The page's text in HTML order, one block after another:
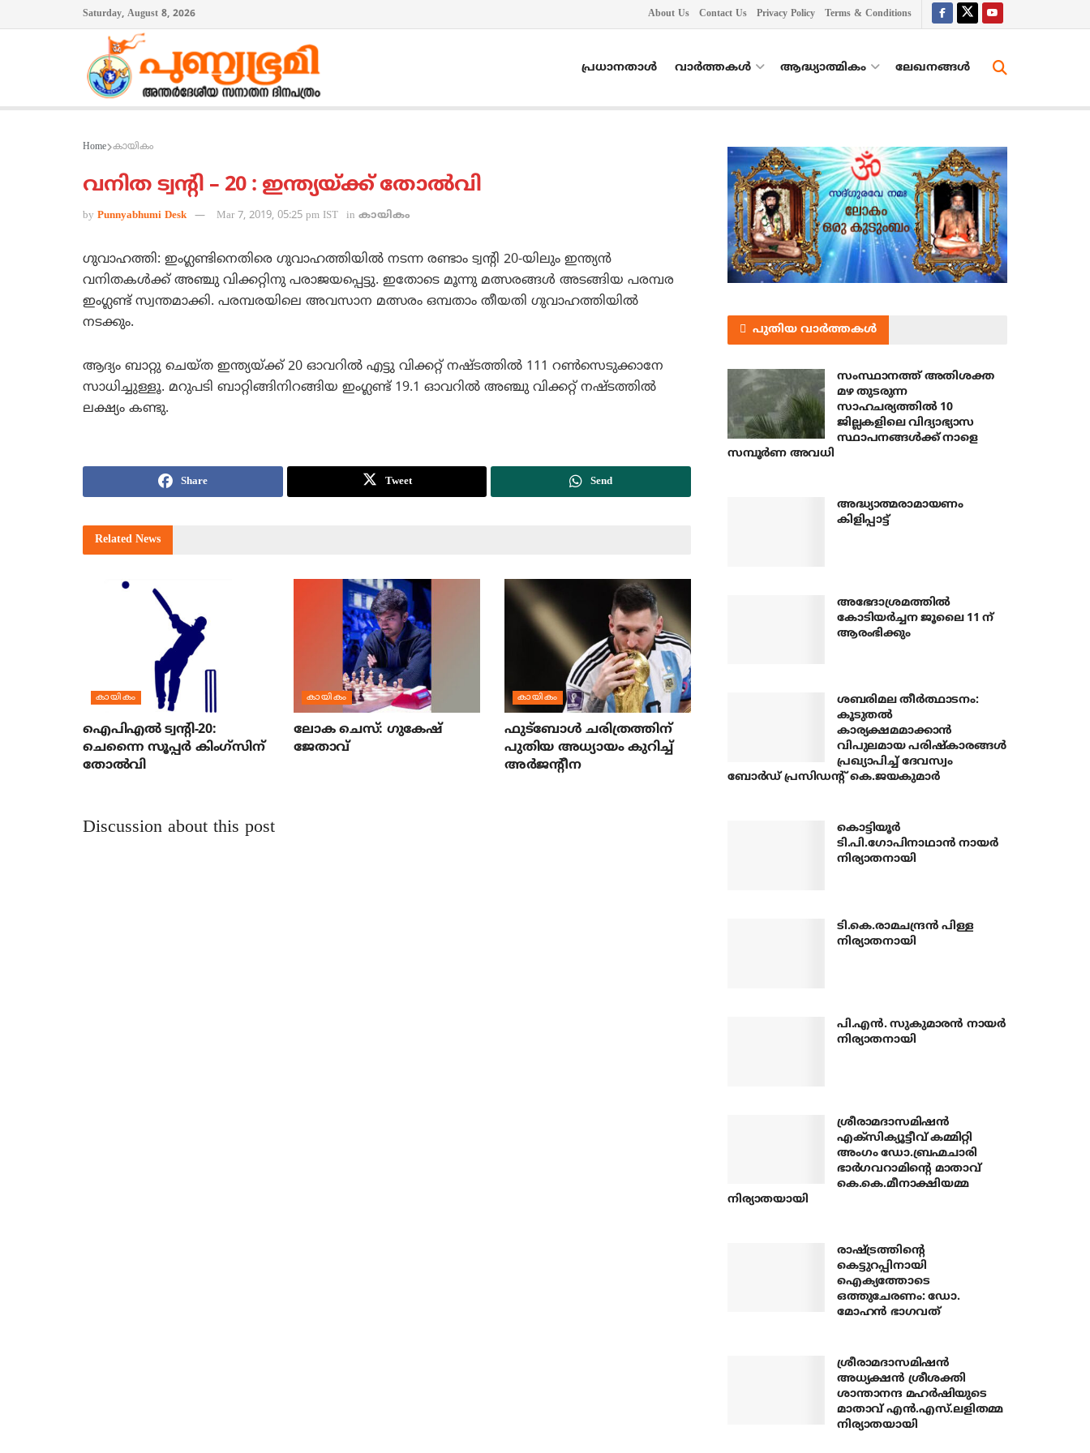
Saturday, August 8, 2026 About Us Contact Us Privacy Policy Terms & Conditions
പ്രധാനതാൾ വാർത്തകൾ ആദ്ധ്യാത്മികം ലേഖനങ്ങള്‍
Home കായികം
വനിത ട്വന്റി – 20 : ഇന്ത്യയ്ക്ക് തോല്‍വി
by Punnyabhumi Desk Mar 7, 2019, 05:25 pm IST in കായികം
ഗുവാഹത്തി: ഇംഗ്ലണ്ടിനെതിരെ ഗുവാഹത്തിയില്‍ നടന്ന രണ്ടാം ട്വന്റി 20-യിലും ഇന്ത്യന്‍
വനിതകള്‍ക്ക് അഞ്ചു വിക്കറ്റിനു പരാജയപ്പെട്ടു. ഇതോടെ മൂന്നു മത്സരങ്ങള്‍ അടങ്ങിയ പരമ്പര
ഇംഗ്ലണ്ട് സ്വന്തമാക്കി. പരമ്പരയിലെ അവസാന മത്സരം ഒമ്പതാം തീയതി ഗുവാഹത്തിയില്‍
നടക്കും.
ആദ്യം ബാറ്റു ചെയ്ത ഇന്ത്യയ്ക്ക് 20 ഓവറില്‍ എട്ടു വിക്കറ്റ് നഷ്ടത്തില്‍ 111 റണ്‍സെടുക്കാനേ
സാധിച്ചുള്ളൂ. മറുപടി ബാറ്റിങ്ങിനിറങ്ങിയ ഇംഗ്ലണ്ട് 19.1 ഓവറില്‍ അഞ്ചു വിക്കറ്റ് നഷ്ടത്തില്‍
ലക്ഷ്യം കണ്ടു.
Share Tweet Send
Related News
കായികം
ഐപിഎല്‍ ട്വന്റി-20:
ചെന്നൈ സൂപ്പര്‍ കിംഗ്‌സിന്
തോല്‍വി
കായികം
ലോക ചെസ്: ഗുകേഷ്
ജേതാവ്
കായികം
ഫുട്‌ബോള്‍ ചരിത്രത്തിന്
പുതിയ അധ്യായം കുറിച്ച്
അര്‍ജന്റീന
Discussion about this post
പുതിയ വാർത്തകൾ
സംസ്ഥാനത്ത് അതിശക്ത
മഴ തുടരുന്ന
സാഹചര്യത്തിൽ 10
ജില്ലകളിലെ വിദ്യാഭ്യാസ
സ്ഥാപനങ്ങൾക്ക് നാളെ
സമ്പൂർണ അവധി
അദ്ധ്യാത്മരാമായണം
കിളിപ്പാട്ട്
അഭേദാശ്രമത്തില്‍
കോടിയര്‍ച്ചന ജൂലൈ 11 ന്
ആരംഭിക്കും
ശബരിമല തീര്‍ത്ഥാടനം:
കൂടുതല്‍
കാര്യക്ഷമമാക്കാന്‍
വിപുലമായ പരിഷ്‌കാരങ്ങള്‍
പ്രഖ്യാപിച്ച് ദേവസ്വം
ബോര്‍ഡ് പ്രസിഡന്റ് കെ.ജയകുമാര്‍
കൊട്ടിയൂര്‍
ടി.പി.ഗോപിനാഥാന്‍ നായര്‍
നിര്യാതനായി
ടി.കെ.രാമചന്ദ്രന്‍ പിള്ള
നിര്യാതനായി
പി.എന്‍. സുകുമാരന്‍ നായര്‍
നിര്യാതനായി
ശ്രീരാമദാസമിഷന്‍
എക്‌സിക്യൂട്ടീവ് കമ്മിറ്റി
അംഗം ഡോ.ബ്രഹ്മചാരി
ഭാര്‍ഗവറാമിന്റെ മാതാവ്
കെ.കെ.മീനാക്ഷിയമ്മ
നിര്യാതയായി
രാഷ്ട്രത്തിന്റെ
കെട്ടുറപ്പിനായി
ഐക്യത്തോടെ
ഒത്തുചേരണം: ഡോ.
മോഹന്‍ ഭാഗവത്
ശ്രീരാമദാസമിഷന്‍
അധ്യക്ഷന്‍ ശ്രീശക്തി
ശാന്താനന്ദ മഹര്‍ഷിയുടെ
മാതാവ് എന്‍.എസ്.ലളിതമ്മ
നിര്യാതയായി